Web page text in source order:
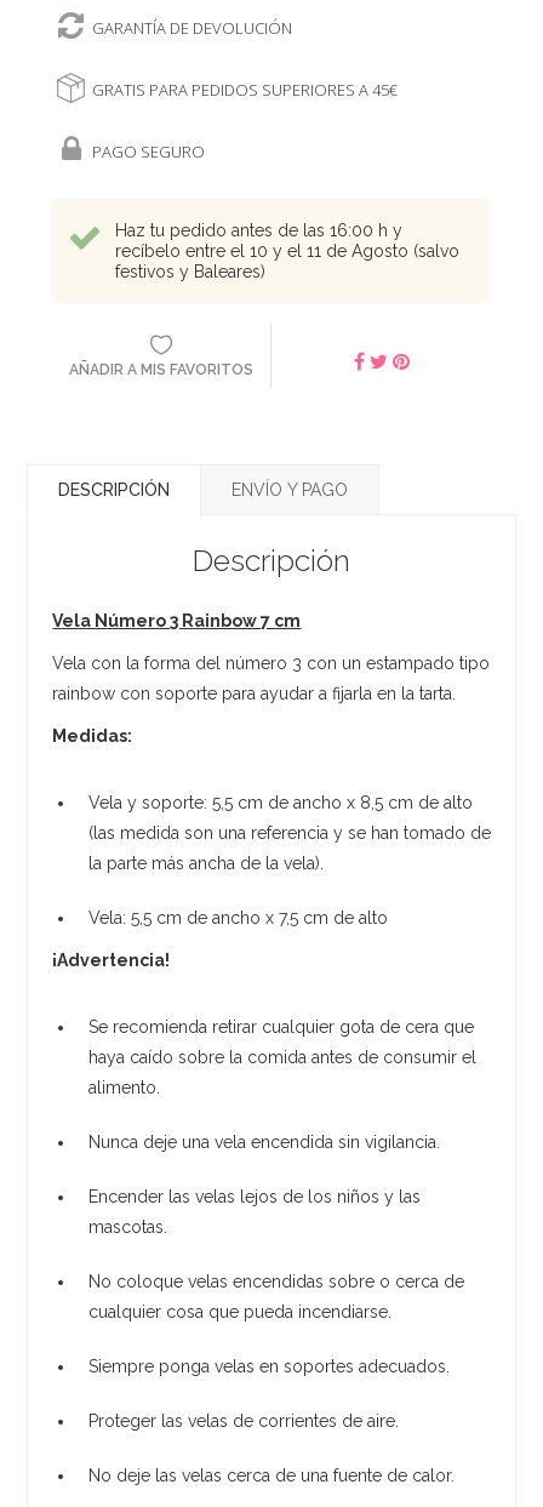
GARANTÍA DE DEVOLUCIÓN
GRATIS PARA PEDIDOS SUPERIORES A 45€
PAGO SEGURO
Haz tu pedido antes de las 16:00 h y
recíbelo entre el 10 y el 11 de Agosto (salvo
festivos y Baleares)
AÑADIR A MIS FAVORITOS
DESCRIPCIÓN ENVÍO Y PAGO
Descripción
Vela Número 3 Rainbow 7 cm
Vela con la forma del número 3 con un estampado tipo
rainbow con soporte para ayudar a fijarla en la tarta.
Medidas:
Vela y soporte: 5,5 cm de ancho x 8,5 cm de alto
(las medida son una referencia y se han tomado de
la parte más ancha de la vela).
Vela: 5,5 cm de ancho x 7,5 cm de alto
¡Advertencia!
Se recomienda retirar cualquier gota de cera que
haya caído sobre la comida antes de consumir el
alimento.
Nunca deje una vela encendida sin vigilancia.
Encender las velas lejos de los niños y las
mascotas.
No coloque velas encendidas sobre o cerca de
cualquier cosa que pueda incendiarse.
Siempre ponga velas en soportes adecuados.
Proteger las velas de corrientes de aire.
No deje las velas cerca de una fuente de calor.